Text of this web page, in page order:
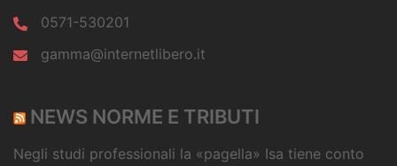
0571-530201
gamma@internetlibero.it
NEWS NORME E TRIBUTI
Negli studi professionali la «pagella» Isa tiene conto